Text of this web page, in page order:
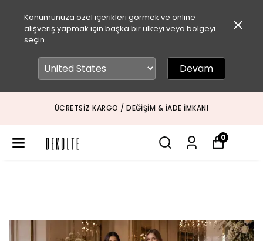
Konumunuza özel içerikleri görmek ve online
alışveriş yapmak için başka bir ülkeyi veya bölgeyi
seçin.
Devam
ÜCRETSIZ KARGO / DEĞIŞIM & İADE İMKANI
0